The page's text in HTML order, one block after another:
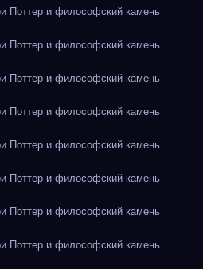
Поттер и философский камень
Поттер и философский камень
Поттер и философский камень
Поттер и философский камень
Поттер и философский камень
Поттер и философский камень
Поттер и философский камень
Поттер и философский камень